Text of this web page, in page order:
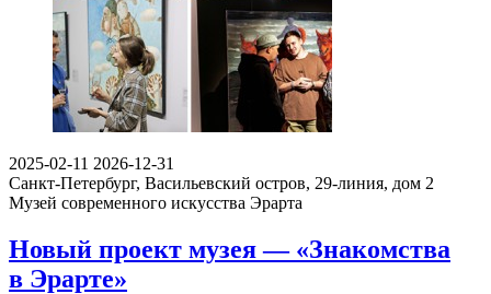
2025-02-11 2026-12-31
Санкт-Петербург, Васильевский остров, 29-линия, дом 2
Музей современного искусства Эрарта
Новый проект музея — «Знакомства
в Эрарте»